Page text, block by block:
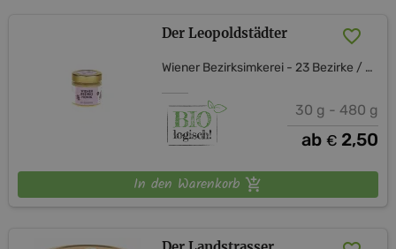
Der Leopoldstädter
Wiener Bezirksimkerei - 23 Bezirke / 23 Bezirkshonige
30 g - 480 g
ab € 2,50
In den Warenkorb